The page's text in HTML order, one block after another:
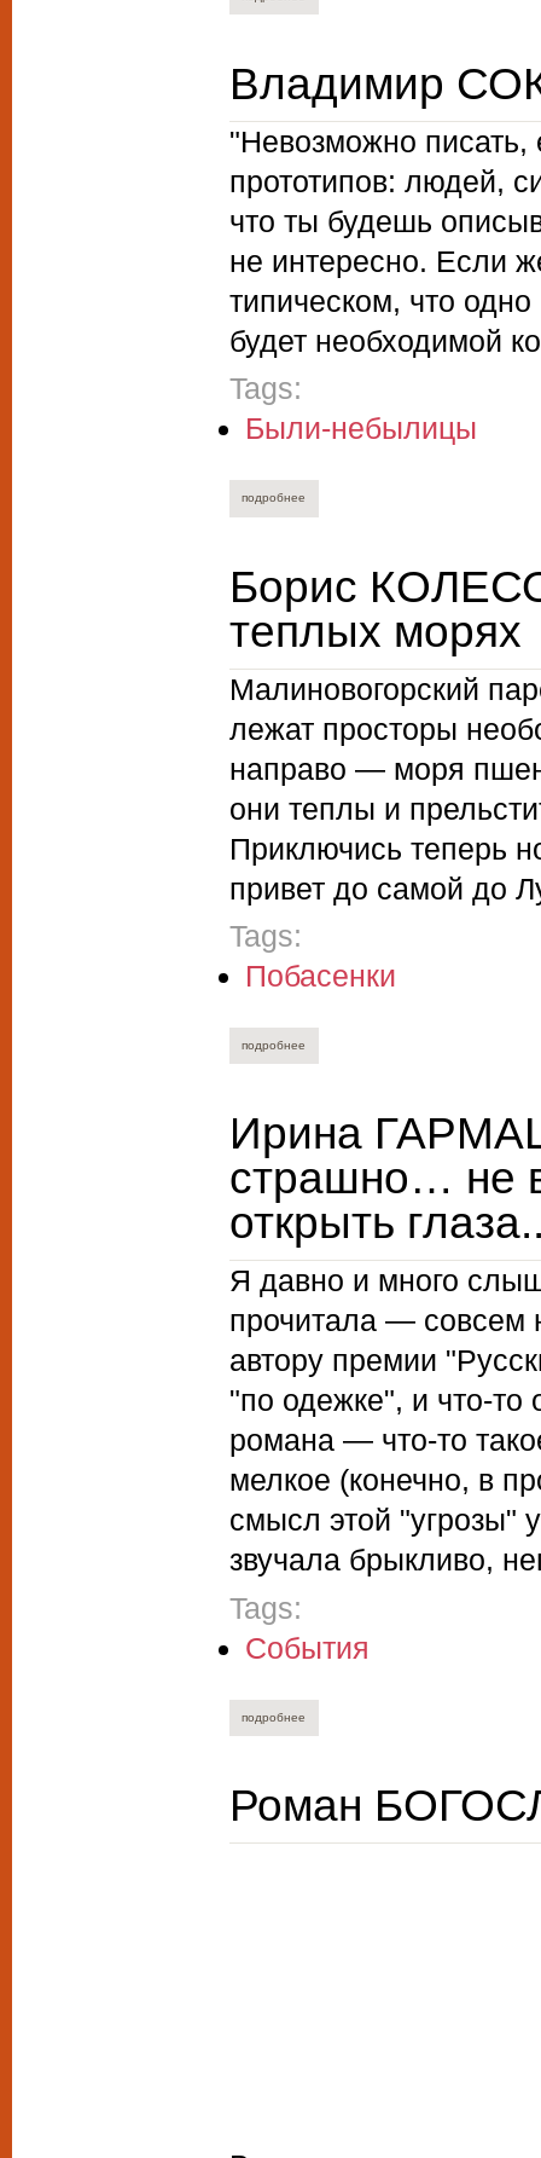
Владимир
"Невозможно писать,
прототипов: людей,
что ты будешь
не интересно. Если
типическом, что
будет необходимой
Tags:
Были-небылицы
подробнее
Борис
теплых морях
Малиновогорский
лежат просторы
направо — моря
они теплы и
Приключись теперь
привет до самой до
Tags:
Побасенки
подробнее
Ирина
страшно… не
открыть
Я давно и много
прочитала — совсем
автору премии
"по одежке", и что-
романа — что-то
мелкое (конечно, в
смысл этой "угрозы"
звучала брыкливо,
Tags:
События
подробнее
Роман